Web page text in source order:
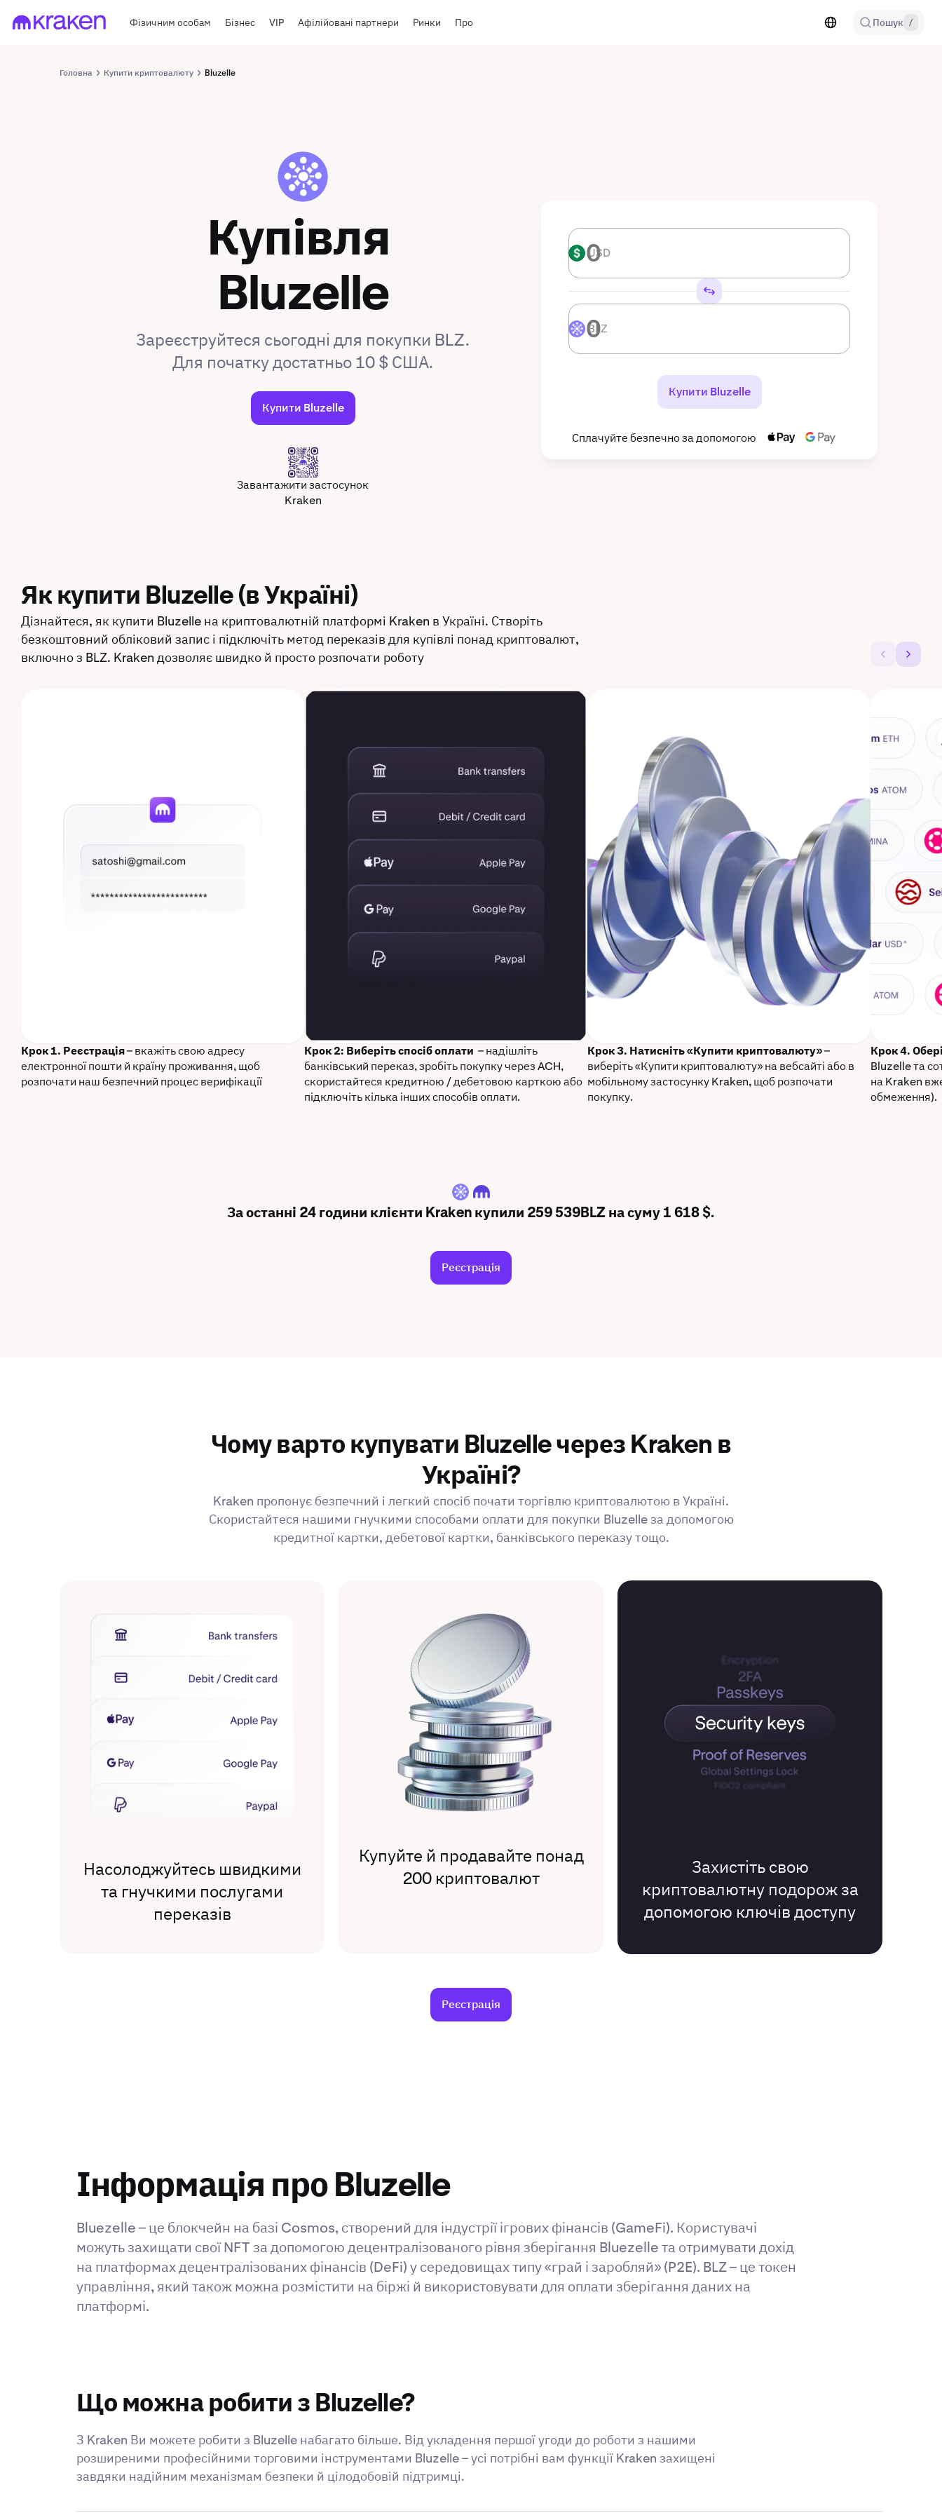
Фізичним особам Бізнес VIP Афілійовані партнери Ринки Про Пошук /
Головна Купити криптовалюту Bluzelle
Купівля
Bluzelle
Зареєструйтеся сьогодні для покупки BLZ.
Для початку достатньо 10 $ США.
Купити Bluzelle
Завантажити застосунок
Kraken
USD USD
BLZ BLZ
Купити Bluzelle
Сплачуйте безпечно за допомогою
Як купити Bluzelle (в Україні)
Дізнайтеся, як купити Bluzelle на криптовалютній платформі Kraken в Україні. Створіть
безкоштовний обліковий запис і підключіть метод переказів для купівлі понад криптовалют,
включно з BLZ. Kraken дозволяє швидко й просто розпочати роботу
Крок 1. Реєстрація– вкажіть свою адресу
електронної пошти й країну проживання, щоб
розпочати наш безпечний процес верифікації
Крок 2: Виберіть спосіб оплати – надішліть
банківський переказ, зробіть покупку через ACH,
скористайтеся кредитною / дебетовою карткою або
підключіть кілька інших способів оплати.
Крок 3. Натисніть «Купити криптовалюту»–
виберіть «Купити криптовалюту» на вебсайті або в
мобільному застосунку Kraken, щоб розпочати
покупку.
Крок 4.
Bluzelle та
на Kraken
обмеження).
BLZ
За останні 24 години клієнти Kraken купили 259 539BLZ на суму 1 618 $.
Реєстрація
Чому варто купувати Bluzelle через Kraken в
Україні?
Kraken пропонує безпечний і легкий спосіб почати торгівлю криптовалютою в Україні.
Скористайтеся нашими гнучкими способами оплати для покупки Bluzelle за допомогою
кредитної картки, дебетової картки, банківського переказу тощо.
Насолоджуйтесь швидкими
та гнучкими послугами
переказів
Купуйте й продавайте понад
200 криптовалют
Захистіть свою
криптовалютну подорож за
допомогою ключів доступу
Реєстрація
Інформація про Bluzelle
Bluezelle – це блокчейн на базі Cosmos, створений для індустрії ігрових фінансів (GameFi). Користувачі
можуть захищати свої NFT за допомогою децентралізованого рівня зберігання Bluezelle та отримувати дохід
на платформах децентралізованих фінансів (DeFi) у середовищах типу «грай і заробляй» (P2E). BLZ – це токен
управління, який також можна розмістити на біржі й використовувати для оплати зберігання даних на
платформі.
Що можна робити з Bluzelle?
З Kraken Ви можете робити з Bluzelle набагато більше. Від укладення першої угоди до роботи з нашими
розширеними професійними торговими інструментами Bluzelle – усі потрібні вам функції Kraken захищені
завдяки надійним механізмам безпеки й цілодобовій підтримці.